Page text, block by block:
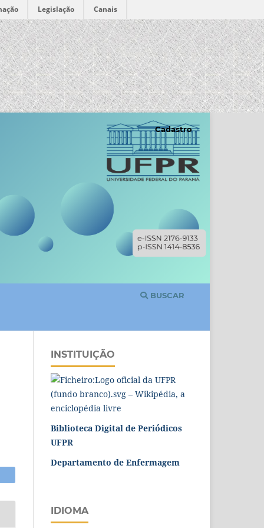
Legislação Canais
BUSCAR
Cadastro
INSTITUIÇÃO
Biblioteca Digital de Periódicos
UFPR
Departamento de Enfermagem
IDIOMA